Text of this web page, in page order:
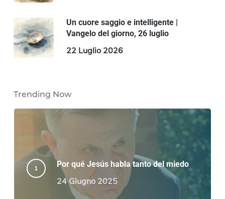
Un cuore saggio e intelligente |
Vangelo del giorno, 26 luglio
22 Luglio 2026
Trending Now
Por qué Jesús habla tanto del miedo
24 Giugno 2025